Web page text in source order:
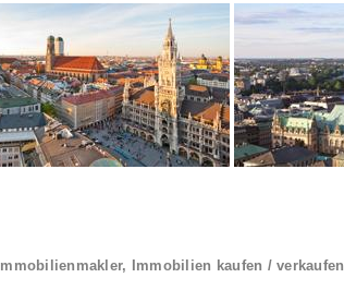
Immobilienmakler, Immobilien kaufen / verkaufen